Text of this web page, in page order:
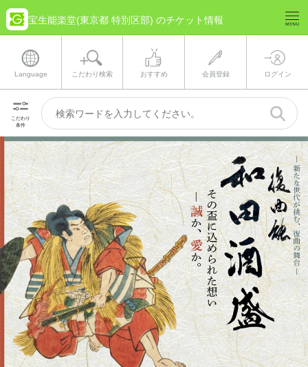
宝生能楽堂(東京都 特別区部) のチケット情報
Language こだわり検索 おすすめ 会員登録 ログイン
こだわり
条件